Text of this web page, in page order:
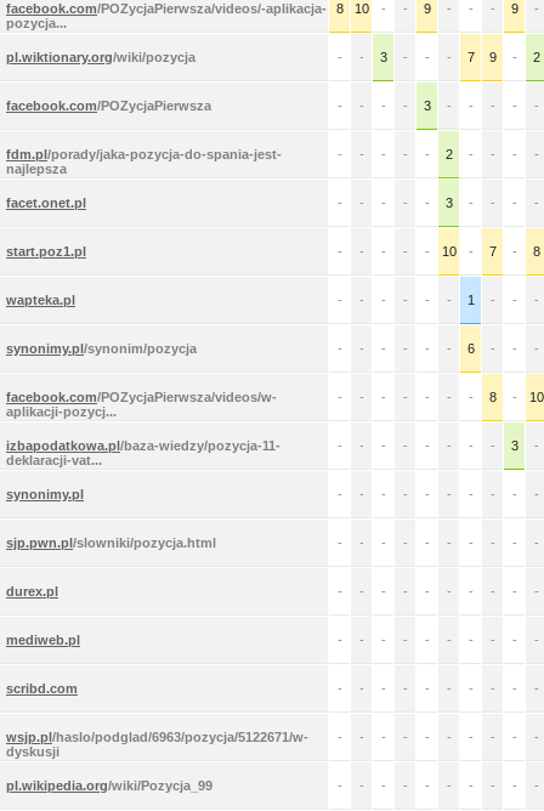
facebook.com/POZycjaPierwsza/videos/-aplikacja-
pozycja...
8 10 - - 9 - - - 9 -
pl.wiktionary.org/wiki/pozycja - - 3 - - - 7 9 - 2
facebook.com/POZycjaPierwsza - - - - 3 - - - - -
fdm.pl/porady/jaka-pozycja-do-spania-jest-
najlepsza
- - - - - 2 - - - -
facet.onet.pl - - - - - 3 - - - -
start.poz1.pl - - - - - 10 - 7 - 8
wapteka.pl - - - - - - 1 - - -
synonimy.pl/synonim/pozycja - - - - - - 6 - - -
facebook.com/POZycjaPierwsza/videos/w-
aplikacji-pozycj...
- - - - - - - 8 - 10
izbapodatkowa.pl/baza-wiedzy/pozycja-11-
deklaracji-vat...
- - - - - - - - 3 -
synonimy.pl - - - - - - - - - -
sjp.pwn.pl/slowniki/pozycja.html - - - - - - - - - -
durex.pl - - - - - - - - - -
mediweb.pl - - - - - - - - - -
scribd.com - - - - - - - - - -
wsjp.pl/haslo/podglad/6963/pozycja/5122671/w-
dyskusji
- - - - - - - - - -
pl.wikipedia.org/wiki/Pozycja_99 - - - - - - - - - -